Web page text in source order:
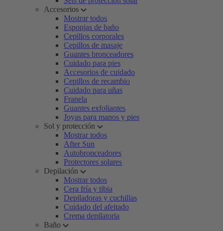
Accesorios
Mostrar todos
Esponjas de baño
Cepillos corporales
Cepillos de masaje
Guantes bronceadores
Cuidado para pies
Accesorios de cuidado
Cepillos de recambio
Cuidado para uñas
Franela
Guantes exfoliantes
Joyas para manos y pies
Sol y protección
Mostrar todos
After Sun
Autobronceadores
Protectores solares
Depilación
Mostrar todos
Cera fría y tibia
Depiladoras y cuchillas
Cuidado del afeitado
Crema depilatoria
Baño